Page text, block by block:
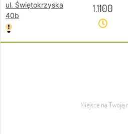
ul. Świętokrzyska
40b
1.1100